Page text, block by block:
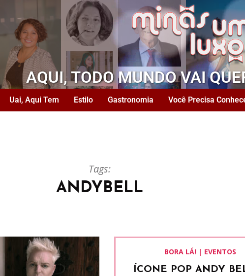
AQUI, TODO MUNDO VAI
Uai, Aqui Tem Estilo Gastronomia Você Precisa
Tags:
ANDYBELL
BORA LÁ! | EVENTOS
ÍCONE POP ANDY